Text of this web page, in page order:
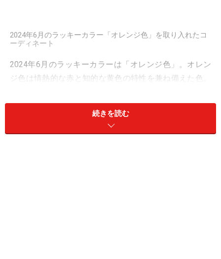
2024年6月のラッキーカラー「オレンジ色」を取り入れたコ
ーディネート
2024年6月のラッキーカラーは「オレンジ色」。オレン
ジ色は情熱的な赤と知的な黄色の特性を兼ね備えた色。
ハッピーなムードに包まれます。
今回はオレンジ色を取り入れた初夏のコーディネートを
続きを読む